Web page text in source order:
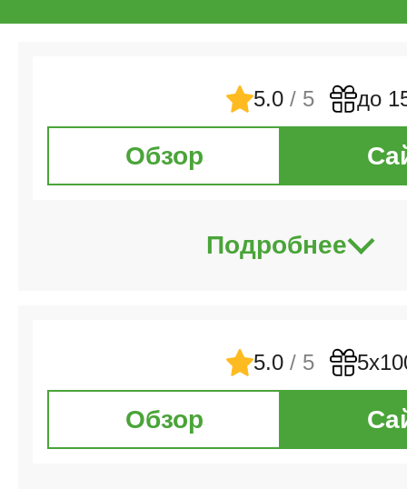
5.0 / 5 до
Обзор
Подробнее
5.0 / 5
Обзор